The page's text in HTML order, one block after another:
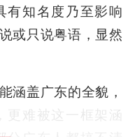
有知名度乃至影响
或只说粤语，显然
涵盖广东的全貌，